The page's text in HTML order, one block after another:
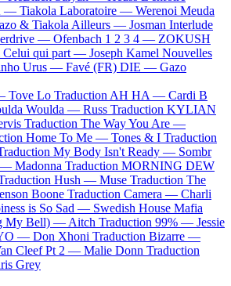
— Tiakola Laboratoire — Werenoi Meuda
& Tiakola Ailleurs — Josman Interlude
— Ofenbach 1 2 3 4 — ZOKUSH
Celui qui part — Joseph Kamel Nouvelles
Urus — Favé (FR) DIE — Gazo
Tove Lo Traduction AH HA — Cardi B
Woulda — Russ Traduction KYLIAN
Traduction The Way You Are —
Home To Me — Tones & I Traduction
My Body Isn't Ready — Sombr
— Madonna Traduction MORNING DEW
Hush — Muse Traduction The
Boone Traduction Camera — Charli
is So Sad — Swedish House Mafia
My Bell) — Aitch Traduction 99% — Jessie
— Don Xhoni Traduction Bizarre —
Cleef Pt 2 — Malie Donn Traduction
Grey